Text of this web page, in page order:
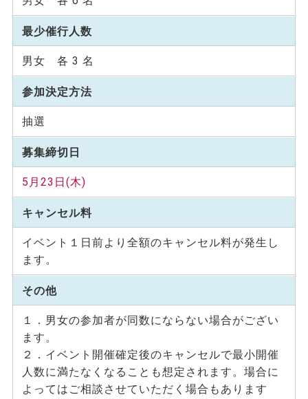
最少催行人数
男女 各 3 名
参加決定方法
抽選
募集締切日
5月23日(木)
キャンセル料
イベント１日前より全額のキャンセル料が発生し
ます。
その他
１．男女の参加者が同数にならない場合がござい
ます。
２．イベント開催確定後のキャンセルで最小開催
人数に満たなくなることも想定されます。場合に
よってはご相談させていただく場合もあります